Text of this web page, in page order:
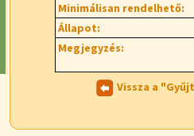
Minimálisan rendelhető:
Állapot:
Megjegyzés:
Vissza a